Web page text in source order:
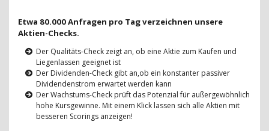
Etwa 80.000 Anfragen pro Tag verzeichnen unsere
Aktien-Checks.
Der Qualitäts-Check zeigt an, ob eine Aktie zum Kaufen und
Liegenlassen geeignet ist
Der Dividenden-Check gibt an,ob ein konstanter passiver
Dividendenstrom erwartet werden kann
Der Wachstums-Check prüft das Potenzial für außergewöhnlich
hohe Kursgewinne. Mit einem Klick lassen sich alle Aktien mit
besseren Scorings anzeigen!